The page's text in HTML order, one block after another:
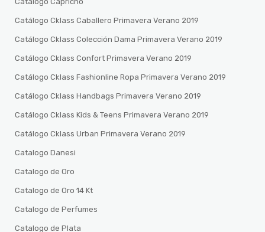
Catálogo Cklass Caballero Primavera Verano 2019
Catálogo Cklass Colección Dama Primavera Verano 2019
Catálogo Cklass Confort Primavera Verano 2019
Catálogo Cklass Fashionline Ropa Primavera Verano 2019
Catálogo Cklass Handbags Primavera Verano 2019
Catálogo Cklass Kids & Teens Primavera Verano 2019
Catálogo Cklass Urban Primavera Verano 2019
Catalogo Danesi
Catalogo de Oro
Catalogo de Oro 14 Kt
Catalogo de Perfumes
Catalogo de Plata